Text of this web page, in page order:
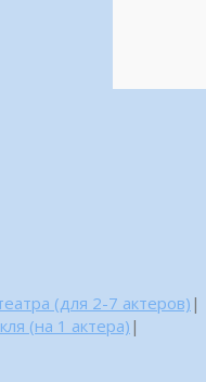
(для 2-7 актеров) |
(на 1 актера) |